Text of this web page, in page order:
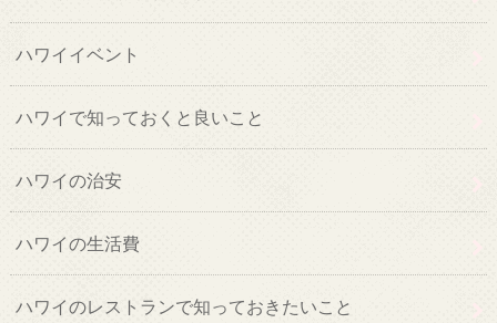
ハワイイベント
ハワイで知っておくと良いこと
ハワイの治安
ハワイの生活費
ハワイのレストランで知っておきたいこと